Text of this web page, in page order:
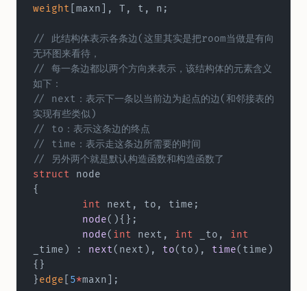
weight [maxn], T, t, n;
// 此结构体表示各条边(这里其实是把room当做是有向
无环图来看待，
// 每一条边都以两个方向来表示，该结构体的元素含义
如下：
// next：表示下一条以当前边为起点的边(和邻接表的
实现有些类似)
// to：表示这条边的终点
// time：表示走这条边所需要的时间
// 另外两个就是默认构造函数和构造函数了
struct node
{
	int
next, to, time;
  	node
(){};
	node
( int next, int _to, int
_time) : next(next), to(to), time(time)
{}
}edge 5*maxn];